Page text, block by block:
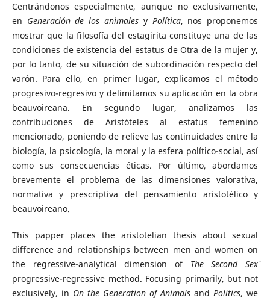
Centrándonos especialmente, aunque no exclusivamente,
en Generación de los animales y Política, nos proponemos
mostrar que la filosofía del estagirita constituye una de las
condiciones de existencia del estatus de Otra de la mujer y,
por lo tanto, de su situación de subordinación respecto del
varón. Para ello, en primer lugar, explicamos el método
progresivo-regresivo y delimitamos su aplicación en la obra
beauvoireana. En segundo lugar, analizamos las
contribuciones de Aristóteles al estatus femenino
mencionado, poniendo de relieve las continuidades entre la
biología, la psicología, la moral y la esfera político-social, así
como sus consecuencias éticas. Por último, abordamos
brevemente el problema de las dimensiones valorativa,
normativa y prescriptiva del pensamiento aristotélico y
beauvoireano.
This papper places the aristotelian thesis about sexual
difference and relationships between men and women on
the regressive-analytical dimension of The Second Sex
progressive-regressive method. Focusing primarily, but not
exclusively, in On the Generation of Animals andPolitics, we